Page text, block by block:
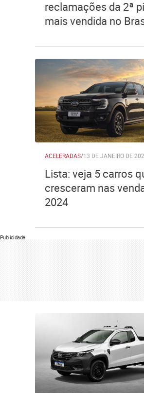
reclamações da 2ª
mais vendida no
ACELERADAS/13 DE JANEIRO DE
Lista: veja 5 carros
cresceram nas
2024
Publicidade